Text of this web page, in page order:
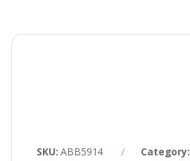
SKU:ABB5914 Category: